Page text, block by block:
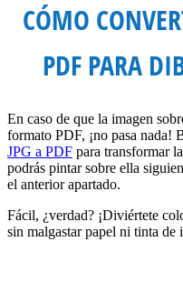
CÓMO
PDF PARA
En caso de que la imagen
formato PDF, ¡no pasa nada!
JPG a PDF para transformar
podrás pintar sobre ella
el anterior apartado.
Fácil, ¿verdad? ¡Diviértete
sin malgastar papel ni tinta de